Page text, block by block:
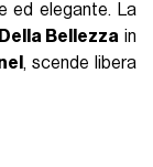
ed elegante. La
Bellezza in
, scende libera